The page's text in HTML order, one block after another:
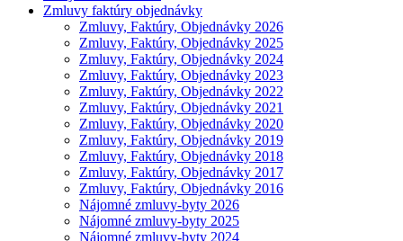
Zmluvy faktúry objednávky
Zmluvy, Faktúry, Objednávky 2026
Zmluvy, Faktúry, Objednávky 2025
Zmluvy, Faktúry, Objednávky 2024
Zmluvy, Faktúry, Objednávky 2023
Zmluvy, Faktúry, Objednávky 2022
Zmluvy, Faktúry, Objednávky 2021
Zmluvy, Faktúry, Objednávky 2020
Zmluvy, Faktúry, Objednávky 2019
Zmluvy, Faktúry, Objednávky 2018
Zmluvy, Faktúry, Objednávky 2017
Zmluvy, Faktúry, Objednávky 2016
Nájomné zmluvy-byty 2026
Nájomné zmluvy-byty 2025
Nájomné zmluvy-byty 2024